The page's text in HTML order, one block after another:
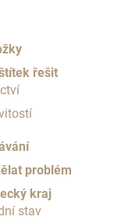
řešit
problém
kraj
stav